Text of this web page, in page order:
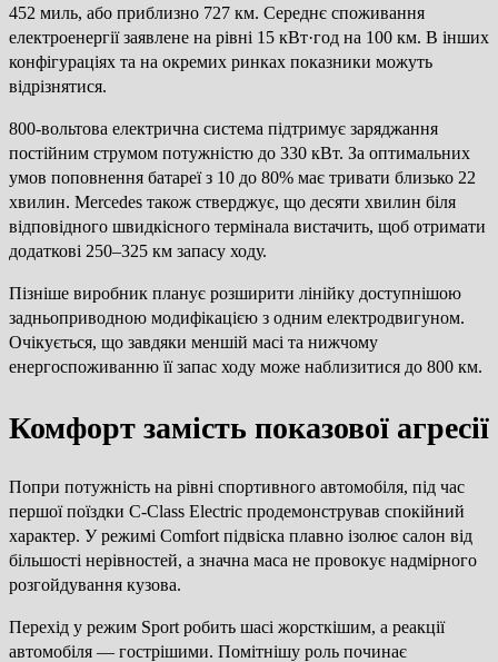
452 миль, або приблизно 727 км. Середнє споживання
електроенергії заявлене на рівні 15 кВт·год на 100 км. В інших
конфігураціях та на окремих ринках показники можуть
відрізнятися.
800-вольтова електрична система підтримує заряджання
постійним струмом потужністю до 330 кВт. За оптимальних
умов поповнення батареї з 10 до 80% має тривати близько 22
хвилин. Mercedes також стверджує, що десяти хвилин біля
відповідного швидкісного термінала вистачить, щоб отримати
додаткові 250–325 км запасу ходу.
Пізніше виробник планує розширити лінійку доступнішою
задньоприводною модифікацією з одним електродвигуном.
Очікується, що завдяки меншій масі та нижчому
енергоспоживанню її запас ходу може наблизитися до 800 км.
Комфорт замість показової агресії
Попри потужність на рівні спортивного автомобіля, під час
першої поїздки C-Class Electric продемонстрував спокійний
характер. У режимі Comfort підвіска плавно ізолює салон від
більшості нерівностей, а значна маса не провокує надмірного
розгойдування кузова.
Перехід у режим Sport робить шасі жорсткішим, а реакції
автомобіля — гострішими. Помітнішу роль починає